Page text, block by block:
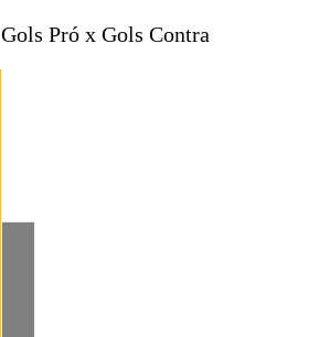
Gols Pró x Gols Contra